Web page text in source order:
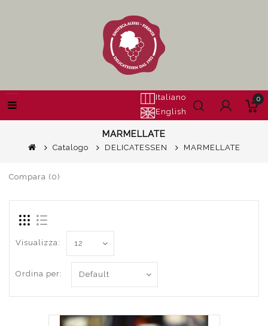
Italiano
English
0
MARMELLATE
Catalogo DELICATESSEN MARMELLATE
Compara (0)
Visualizza:
Ordina per: